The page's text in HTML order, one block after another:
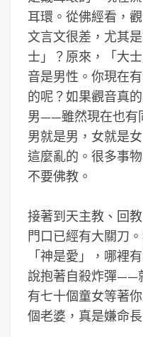
耳環。從佛經看，
文言文很差，尤其
士」？原來，「大
音是男性。你現在
的呢？如果觀音真
男——雖然現在也有
男就是男，女就是
這麼亂的。很多事
不要佛教。
接著到天主教、回
門口已經有大關刀
「神是愛」，哪裡
說抱著自殺炸彈——
有七十個童女等著
個老婆，真是嫌命長